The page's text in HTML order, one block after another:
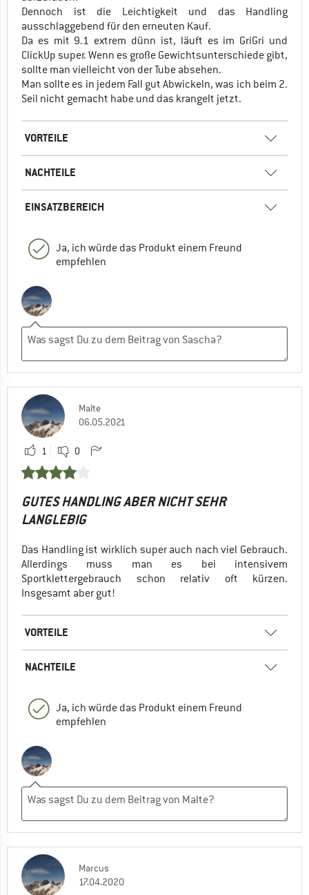
Dennoch ist die Leichtigkeit und das Handling
ausschlaggebend für den erneuten Kauf.
Da es mit 9.1 extrem dünn ist, läuft es im GriGri und
ClickUp super. Wenn es große Gewichtsunterschiede gibt,
sollte man vielleicht von der Tube absehen.
Man sollte es in jedem Fall gut Abwickeln, was ich beim 2.
Seil nicht gemacht habe und das krangelt jetzt.
VORTEILE
NACHTEILE
EINSATZBEREICH
Ja, ich würde das Produkt einem Freund
empfehlen
Malte
06.05.2021
1 0
GUTES HANDLING ABER NICHT SEHR
LANGLEBIG
Das Handling ist wirklich super auch nach viel Gebrauch.
Allerdings muss man es bei intensivem
Sportklettergebrauch schon relativ oft kürzen.
Insgesamt aber gut!
VORTEILE
NACHTEILE
Ja, ich würde das Produkt einem Freund
empfehlen
Marcus
17.04.2020